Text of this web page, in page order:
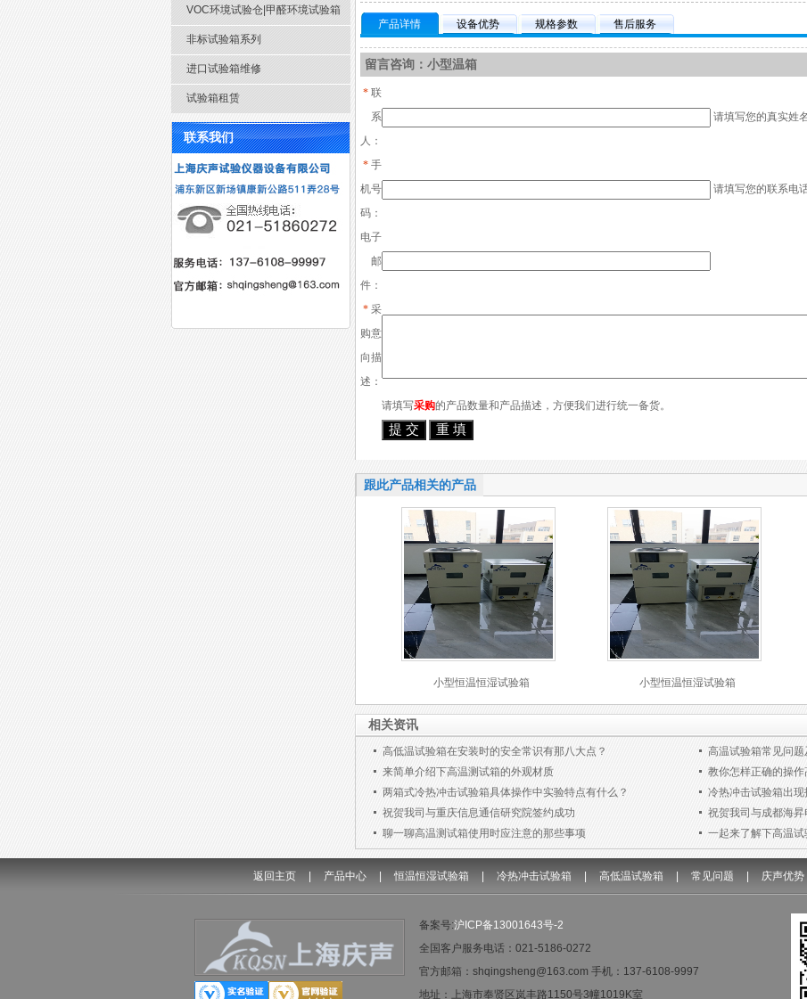
VOC环境试验仓|甲醛环境试验箱
非标试验箱系列
进口试验箱维修
试验箱租赁
联系我们
产品详情 设备优势 规格参数 售后服务
留言咨询：小型温箱
* 联
系
人：
请填写您的真实姓名
* 手
机号
码：
请填写您的联系电
电子
邮
件：
* 采
购意
向描
述：
请填写采购的产品数量和产品描述，方便我们进行统一备货。
跟此产品相关的产品
小型恒温恒湿试验箱 小型恒温恒湿试验箱
相关资讯
高低温试验箱在安装时的安全常识有那八大点？
高温试验箱常见问
来简单介绍下高温测试箱的外观材质
教你怎样正确的操作
两箱式冷热冲击试验箱具体操作中实验特点有什么？
冷热冲击试验箱出
祝贺我司与重庆信息通信研究院签约成功
祝贺我司与成都海
聊一聊高温测试箱使用时应注意的那些事项
一起来了解下高温
返回主页 产品中心 恒温恒湿试验箱 冷热冲击试验箱 高低温试验箱 常见问题 庆声优势
备案号:沪ICP备13001643号-2
全国客户服务电话：021-5186-0272
官方邮箱：shqingsheng@163.com 手机： 137-6108-9997
地址：
上海市奉贤区岚丰路1150号3幢1019K室